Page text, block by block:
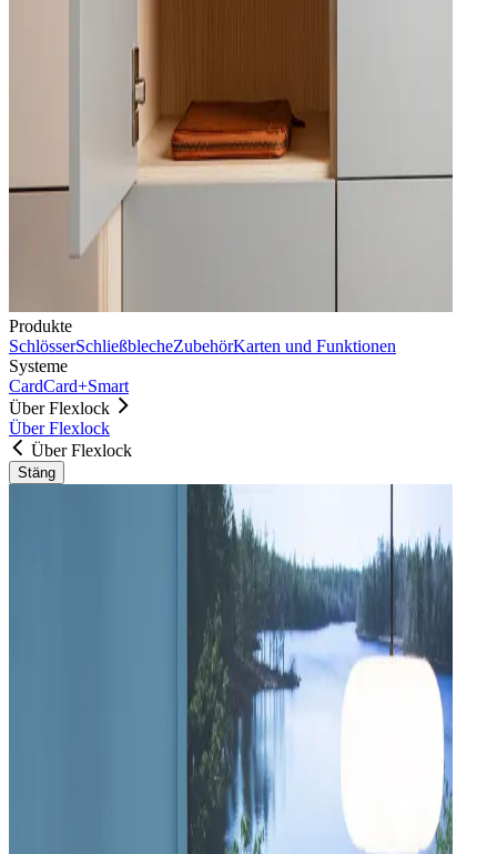
Produkte
SchlösserSchließblecheZubehörKarten und Funktionen
Systeme
CardCard+Smart
Über Flexlock
Über Flexlock
Über Flexlock
Stäng